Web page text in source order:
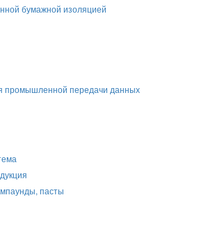
бумажной изоляцией
промышленной передачи данных
пасты